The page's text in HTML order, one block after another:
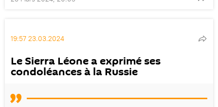
19:57 23.03.2024
Le Sierra Léone a exprimé ses
condoléances à la Russie